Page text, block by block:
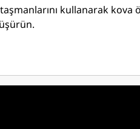
kullanarak kova